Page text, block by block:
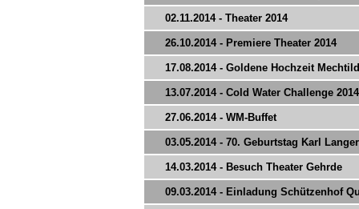
02.11.2014 - Theater 2014
26.10.2014 - Premiere Theater 2014
17.08.2014 - Goldene Hochzeit
13.07.2014 - Cold Water Challenge 2014
27.06.2014 - WM-Buffet
03.05.2014 - 70. Geburtstag Karl Langer
14.03.2014 - Besuch Theater Gehrde
09.03.2014 - Einladung Schützenhof